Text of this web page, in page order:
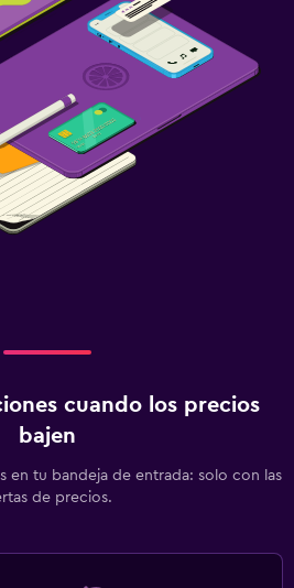
cuando los precios
bajen
en tu bandeja de entrada: solo con las
de precios.